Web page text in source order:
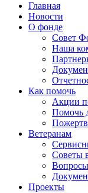
Главная
Новости
О фонде
Совет
Наша
Как помочь
Акции
Помочь
Ветеранам
Советы
Проекты